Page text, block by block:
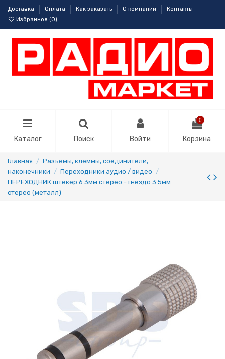
Доставка Оплата Как заказать О компании
Контакты
Избранное (0)
Каталог Поиск Войти
0
Корзина
Главная
Разъёмы, клеммы, соединители,
наконечники
Переходники аудио / видео
ПЕРЕХОДНИК штекер 6.3мм стерео - гнездо 3.5мм
стерео (металл)